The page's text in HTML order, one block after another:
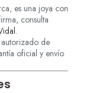
es una joya con
consulta
.
de
oficial y envío